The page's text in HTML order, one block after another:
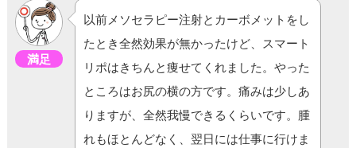
満足
以前メソセラピー注射とカーボメットをし
たとき全然効果が無かったけど、スマート
リポはきちんと痩せてくれました。やった
ところはお尻の横の方です。痛みは少しあ
りますが、全然我慢できるくらいです。腫
れもほとんどなく、翌日には仕事に行けま